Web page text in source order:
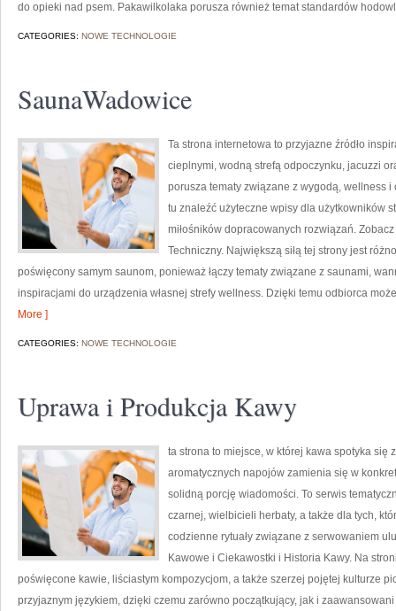
do opieki nad psem. Pakawilkolaka porusza również temat standardów
CATEGORIES: NOWE TECHNOLOGIE
SaunaWadowice
Ta strona internetowa to przyjazne źródło
cieplnymi, wodną strefą odpoczynku, jacuzzi
porusza tematy związane z wygodą, wellness
tu znaleźć użyteczne wpisy dla użytkowników
miłośników dopracowanych rozwiązań.
Techniczny. Największą siłą tej strony jest
poświęcony samym saunom, ponieważ łączy tematy związane z saunami,
inspiracjami do urządzenia własnej strefy wellness. Dzięki temu odbiorca
More ]
CATEGORIES: NOWE TECHNOLOGIE
Uprawa i Produkcja Kawy
ta strona to miejsce, w której kawa spotyka się
aromatycznych napojów zamienia się w
solidną porcję wiadomości. To serwis
czarnej, wielbicieli herbaty, a także dla tych,
codzienne rytuały związane z serwowaniem
Kawowe i Ciekawostki i Historia Kawy. Na
poświęcone kawie, liściastym kompozycjom, a także szerzej pojętej kulturze
przyjaznym językiem, dzięki czemu zarówno początkujący, jak i